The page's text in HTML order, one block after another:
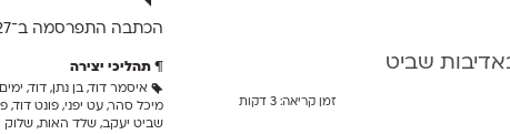
שביט
זמן קריאה:3 דקות
הכתבה התפרסמה ב־27 ב
תהליכי יצירה
איסמר דוד, בן נתן , דוד,
מיכל סהר, עט יפני, פונט דוד,
שביט יעקב, שלד האות, שלוק